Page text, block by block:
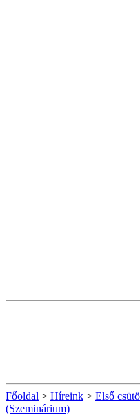
Főoldal > Híreink > Első
(Szeminárium)